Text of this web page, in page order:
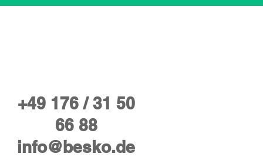
+49 176 / 31 50
66 88
info@besko.de